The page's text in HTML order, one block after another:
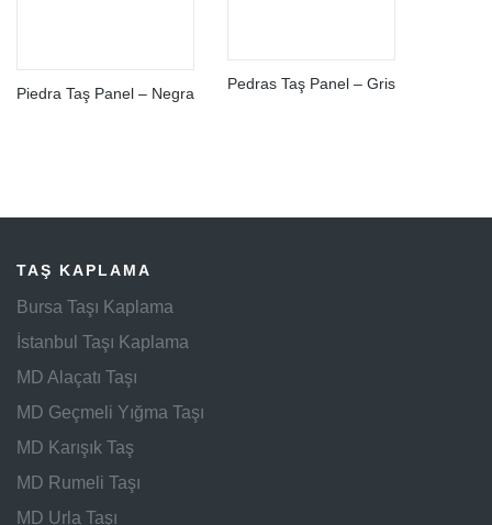
Piedra Taş Panel – Negra
Pedras Taş Panel – Gris
TAŞ KAPLAMA
Bursa Taşı Kaplama
İstanbul Taşı Kaplama
MD Alaçatı Taşı
MD Geçmeli Yığma Taşı
MD Karışık Taş
MD Rumeli Taşı
MD Urla Taşı